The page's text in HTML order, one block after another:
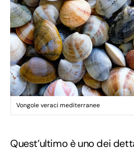
Vongole veraci mediterranee
Quest’ultimo è uno dei